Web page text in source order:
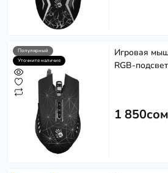
Популярный
Уточните наличие
Игровая
RGB-
1 850сом